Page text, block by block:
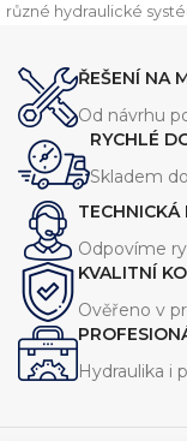
různé hydraulické
při vysokém tlaku. Tato
je dostupná v několika
velikostech, aby
různým požadavkům
ŘEŠENÍ NA
Od návrhu
RYCHLÉ
Skladem
TECHNICKÁ
Odpovíme
KVALITNÍ
Ověřeno v
Hydraulika i